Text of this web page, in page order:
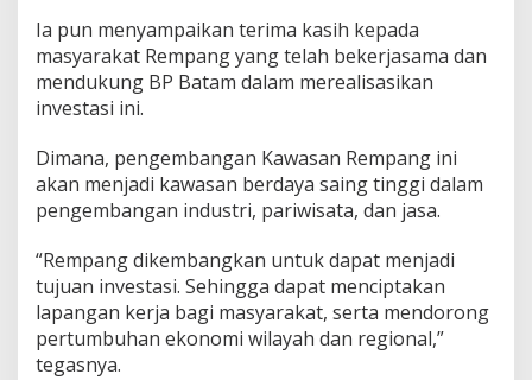
Ia pun menyampaikan terima kasih kepada
masyarakat Rempang yang telah bekerjasama dan
mendukung BP Batam dalam merealisasikan
investasi ini.
Dimana, pengembangan Kawasan Rempang ini
akan menjadi kawasan berdaya saing tinggi dalam
pengembangan industri, pariwisata, dan jasa.
“Rempang dikembangkan untuk dapat menjadi
tujuan investasi. Sehingga dapat menciptakan
lapangan kerja bagi masyarakat, serta mendorong
pertumbuhan ekonomi wilayah dan regional,”
tegasnya.